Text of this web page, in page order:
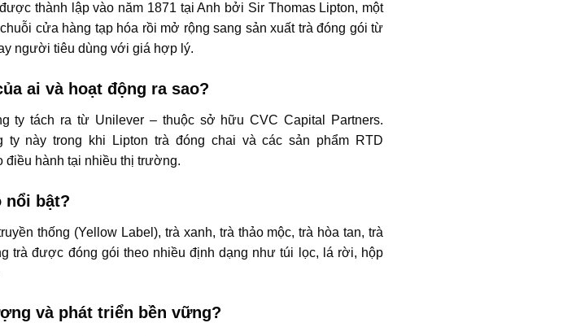
thành lập vào năm 1871 tại Anh bởi Sir Thomas Lipton, một
cửa hàng tạp hóa rồi mở rộng sang sản xuất trà đóng gói từ
người tiêu dùng với giá hợp lý.
ai và hoạt động ra sao?
ty tách ra từ Unilever – thuộc sở hữu CVC Capital Partners.
này trong khi Lipton trà đóng chai và các sản phẩm RTD
điều hành tại nhiều thị trường.
nổi bật?
thống (Yellow Label), trà xanh, trà thảo mộc, trà hòa tan, trà
trà được đóng gói theo nhiều định dạng như túi lọc, lá rời, hộp
và phát triển bền vững?